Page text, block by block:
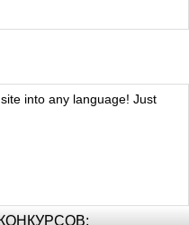
into any language! Just